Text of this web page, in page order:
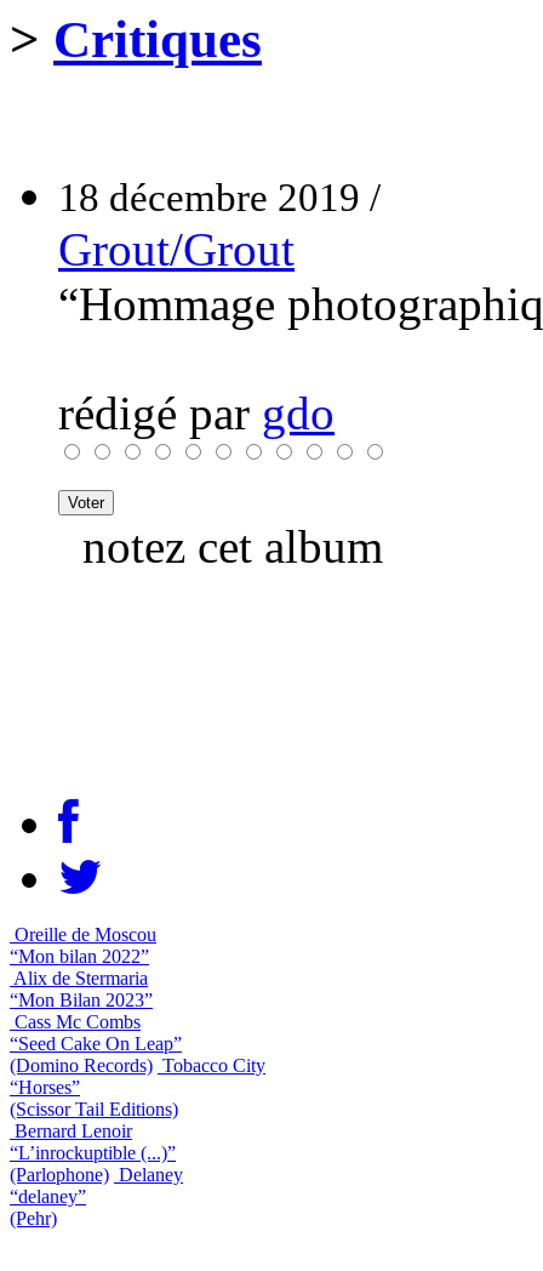
> Critiques
18 décembre 2019 /
Grout/Grout
“Hommage
rédigé par gdo
notez cet album
Oreille de Moscou
“Mon bilan 2022”
Alix de Stermaria
“Mon Bilan 2023”
Cass Mc Combs
“Seed Cake On Leap”
(Domino Records) Tobacco City
“Horses”
(Scissor Tail Editions)
Bernard Lenoir
“L’inrockuptible (...)”
(Parlophone) Delaney
“delaney”
(Pehr)